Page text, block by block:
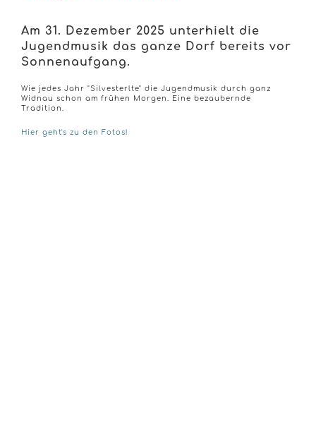
Am 31. Dezember 2025 unterhielt die
Jugendmusik das ganze Dorf bereits vor
Sonnenaufgang.
Wie jedes Jahr "Silvesterlte" die Jugendmusik durch ganz
Widnau schon am frühen Morgen. Eine bezaubernde
Tradition.
Hier geht's zu den Fotos!